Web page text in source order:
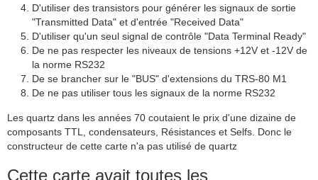
D'utiliser des transistors pour générer les signaux de sortie
"Transmitted Data" et d'entrée "Received Data"
D'utiliser qu'un seul signal de contrôle "Data Terminal Ready"
De ne pas respecter les niveaux de tensions +12V et -12V de
la norme RS232
De se brancher sur le "BUS" d'extensions du TRS-80 M1
De ne pas utiliser tous les signaux de la norme RS232
Les quartz dans les années 70 coutaient le prix d'une dizaine de
composants TTL, condensateurs, Résistances et Selfs. Donc le
constructeur de cette carte n'a pas utilisé de quartz
Cette carte avait toutes les